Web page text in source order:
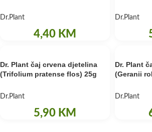
Dr.Plant
4,40 KM
Dr.Plant
Dr. Plant čaj crvena djetelina
(Trifolium pratense flos) 25g
Dr.Plant
5,90 KM
Dr. Plant
(Geranii
Dr.Plant